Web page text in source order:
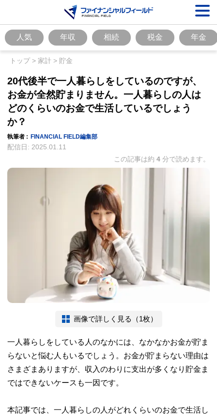
人気 年収 相続 税金 年金
トップ> 家計 > 貯金
20代後半で一人暮らしをしているのですが、
お金が全然貯まりません。一人暮らしの人は
どのくらいのお金で生活しているでしょう
か？
執筆者 : FINANCIAL FIELD編集部
配信日: 2025.01.11
この記事は約 4 分で読めます。
画像で詳しく見る（1枚）
一人暮らしをしている人のなかには、なかなかお金が貯ま
らないと悩む人もいるでしょう。お金が貯まらない理由は
さまざまありますが、収入のわりに支出が多くなり貯金ま
ではできないケースも一因です。
本記事では、一人暮らしの人がどれくらいのお金で生活し